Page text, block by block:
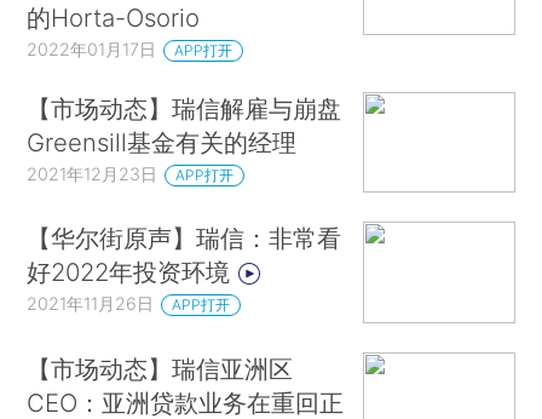
的Horta-Osorio
2022年01月17日 APP打开
【市场动态】瑞信解雇与崩盘
Greensill基金有关的经理
2021年12月23日 APP打开
【华尔街原声】瑞信：非常看
好2022年投资环境
2021年11月26日 APP打开
【市场动态】瑞信亚洲区
CEO：亚洲贷款业务在重回正